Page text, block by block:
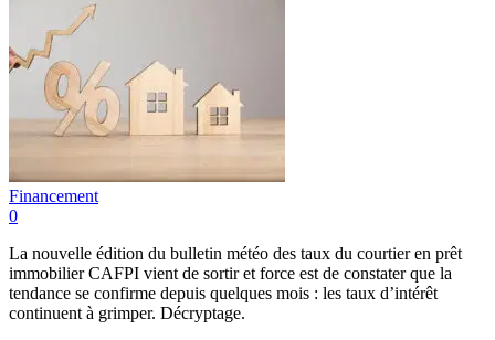
Financement
0
La nouvelle édition du bulletin météo des taux du courtier en prêt
immobilier CAFPI vient de sortir et force est de constater que la
tendance se confirme depuis quelques mois : les taux d’intérêt
continuent à grimper. Décryptage.